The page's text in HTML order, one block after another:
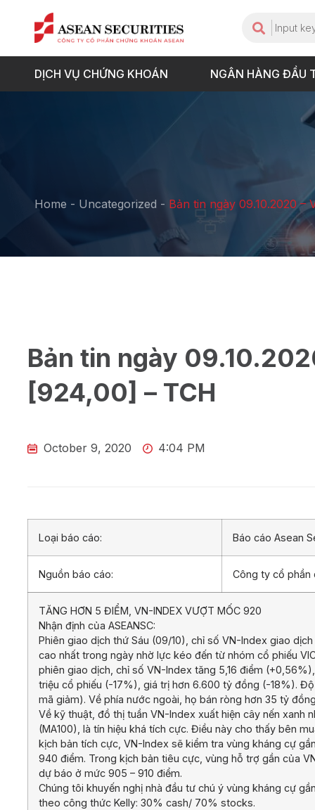
DỊCH VỤ CHỨNG KHOÁN NGÂN HÀNG ĐẦU
Home - Uncategorized - Bản tin ngày 09.10.2020 –
Bản tin ngày
[924,00] – TCH
October 9, 2020 4:04 PM
Loại báo cáo: Báo cáo Asean
Nguồn báo cáo: Công ty cổ phần
TĂNG HƠN 5 ĐIỂM, VN-INDEX VƯỢT MỐC 920
Nhận định của ASEANSC:
Phiên giao dịch thứ Sáu (09/10), chỉ số VN-Index giao
cao nhất trong ngày nhờ lực kéo đến từ nhóm cổ phiếu
phiên giao dịch, chỉ số VN-Index tăng 5,16 điểm
triệu cổ phiếu (-17%), giá trị hơn 6.600 tỷ đồng (-18%).
mã giảm). Về phía nước ngoài, họ bán ròng hơn 35 tỷ
Về kỹ thuật, đồ thị tuần VN-Index xuất hiện cây nến xanh
(MA100), là tín hiệu khá tích cực. Điều này cho thấy bên
kịch bản tích cực, VN-Index sẽ kiểm tra vùng kháng cự
940 điểm. Trong kịch bản tiêu cực, vùng hỗ trợ gần của
dự báo ở mức 905 – 910 điểm.
Chúng tôi khuyến nghị nhà đầu tư chú ý vùng kháng cự
theo công thức Kelly: 30% cash/ 70% stocks.